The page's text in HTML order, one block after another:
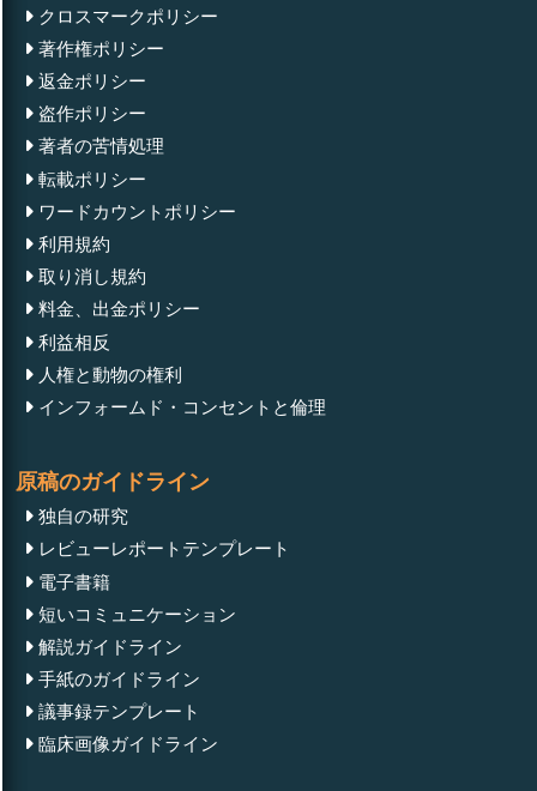
クロスマークポリシー
著作権ポリシー
返金ポリシー
盗作ポリシー
著者の苦情処理
転載ポリシー
ワードカウントポリシー
利用規約
取り消し規約
料金、出金ポリシー
利益相反
人権と動物の権利
インフォームド・コンセントと倫理
原稿のガイドライン
独自の研究
レビューレポートテンプレート
電子書籍
短いコミュニケーション
解説ガイドライン
手紙のガイドライン
議事録テンプレート
臨床画像ガイドライン